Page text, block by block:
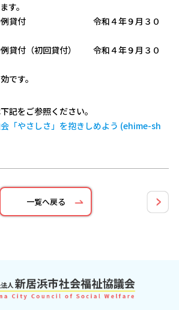
す。
特例貸付 令和４年９月３０
貸付（初回貸付） 令和４年９月３０
す。
記をご参照ください。
「やさしさ」を抱きしめよう (ehime-sh
一覧へ戻る